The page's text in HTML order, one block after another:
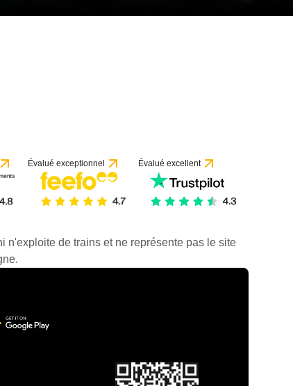
Évalué exceptionnel Évalué excellent
n'exploite de trains et ne représente pas le site